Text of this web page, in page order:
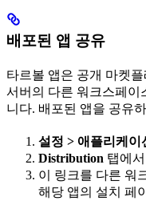
배포된 앱 공유
타르볼 앱은 공개 마켓
서버의 다른 워크스페이
니다. 배포된 앱을 공유
설정 > 애플리케이
Distribution 탭에서
이 링크를 다른 워
해당 앱의 설치 페